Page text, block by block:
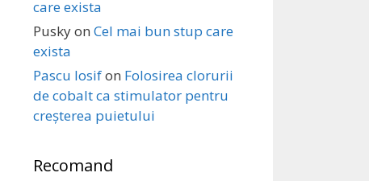
care exista
PuskyonCel mai bun stup care
exista
Pascu Iosifon Folosirea clorurii
de cobalt ca stimulator pentru
creșterea puietului
Recomand